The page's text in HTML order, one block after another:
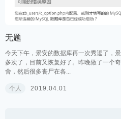
无题
今天下午，景安的数据库再一次秀逗了，
多次了，目前又恢复好了。昨晚做了一个
舍，然后很多丧尸在各...
个人 2019.04.01